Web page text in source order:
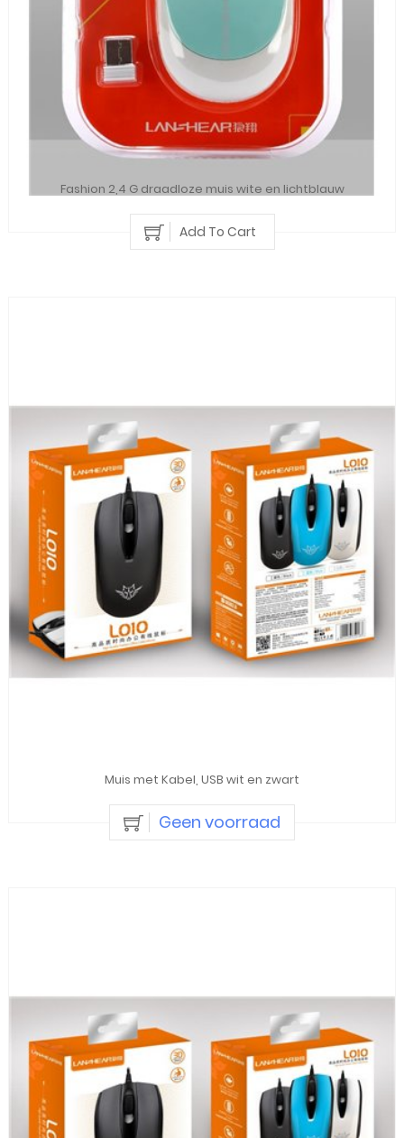
Fashion 2,4 G draadloze muis wite en lichtblauw
Add To Cart
Muis met Kabel, USB wit en zwart
Geen voorraad